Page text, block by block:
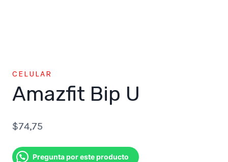
CELULAR
Amazfit Bip U
$74,75
Pregunta por este producto